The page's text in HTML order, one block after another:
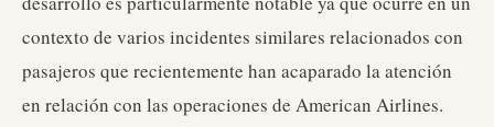
contexto de varios incidentes similares relacionados con
pasajeros que recientemente han acaparado la atención
en relación con las operaciones de American Airlines.